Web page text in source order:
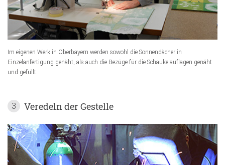
Im eigenen Werk in Oberbayern werden sowohl die Sonnendächer in
Einzelanfertigung genäht, als auch die Bezüge für die Schaukelauflagen genäht
und gefüllt.
3 Veredeln der Gestelle